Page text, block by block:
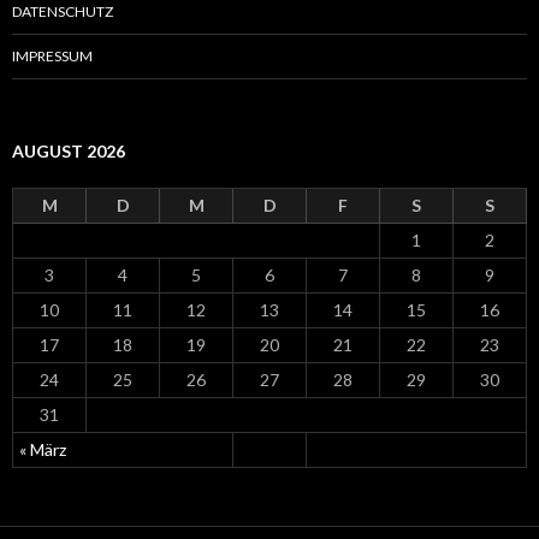
DATENSCHUTZ
IMPRESSUM
AUGUST 2026
M D M D F S S
« März
1
2
3
4 5 6 7 8
9
10
11 12 13 14 15
16
17
18 19 20 21 22
23
24
25 26 27 28 29
30
31